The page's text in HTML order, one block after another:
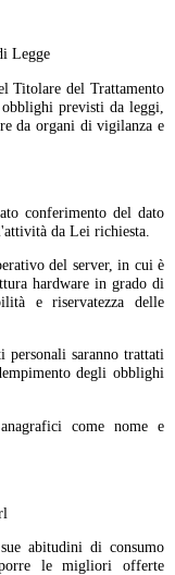
Legge
Titolare del Trattamento
previsti da leggi,
da organi di vigilanza e
conferimento del dato
da Lei richiesta.
del server, in cui è
hardware in grado di
e riservatezza delle
personali saranno trattati
degli obblighi
come nome e
abitudini di consumo
le migliori offerte